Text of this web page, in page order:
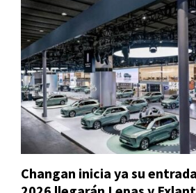
Changan inicia ya su